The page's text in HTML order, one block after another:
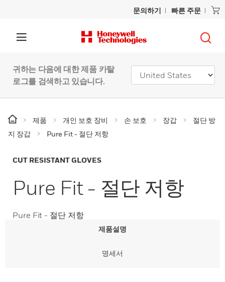
문의하기 빠른 주문
귀하는 다음에 대한 제품 카탈
로그를 검색하고 있습니다.
제품 개인 보호 장비 손 보호 장갑
절단 방
지 장갑
Pure Fit - 절단 저항
CUT RESISTANT GLOVES
Pure Fit - 절단 저항
Pure Fit - 절단 저항
제품설명
명세서